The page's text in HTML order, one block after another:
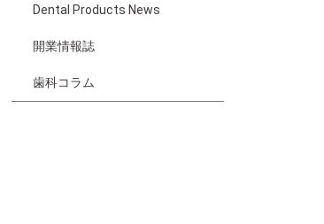
Dental Products News
開業情報誌
歯科コラム